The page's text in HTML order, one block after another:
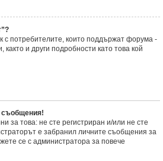
с потребителите, които поддържат форума -
и други подробности като това кой
съобщения!
за това: не сте регистриран и/или не сте
е забранил личните съобщения за
се с администратора за повече